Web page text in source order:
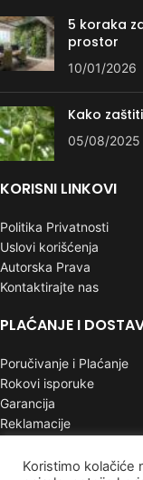
5 koraka
prostor
10/01/2026
Kako
05/08/2025
KORISNI LINKOVI
Politika Privatnosti
Uslovi korišćenja
Autorska Prava
Kontaktirajte nas
PLAĆANJE I
Poručivanje i Plaćanje
Rokovi isporuke
Garancija
Reklamacije
INFORMACIJE
Koristimo kolačiće